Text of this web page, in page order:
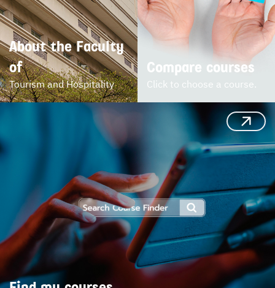
About the Faculty
of
Tourism and Hospitality
Compare courses
Click to choose a course.